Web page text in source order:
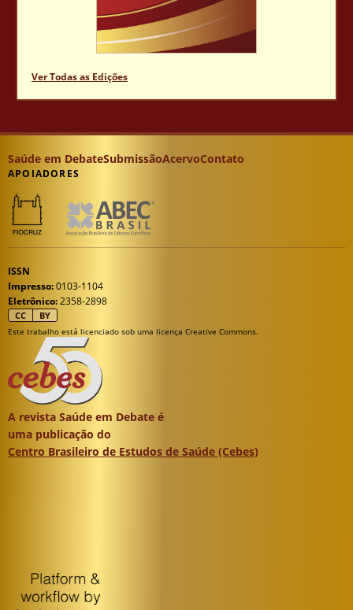
Ver Todas as Edições
Saúde em DebateSubmissãoAcervoContato
APOIADORES
ISSN
Impresso:0103-1104
Eletrônico:2358-2898
CC BY
Este trabalho está licenciado sob uma licença Creative Commons.
A revista Saúde em Debate é
uma publicação do
Centro Brasileiro de Estudos de Saúde (Cebes)